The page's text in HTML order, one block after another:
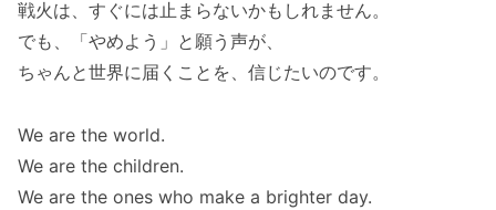
戦火は、すぐには止まらないかもしれません。
でも、「やめよう」と願う声が、
ちゃんと世界に届くことを、信じたいのです。
We are the world.
We are the children.
We are the ones who make a brighter day.